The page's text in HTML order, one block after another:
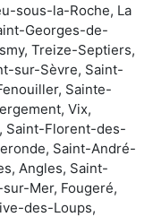
sous-la-Roche, La
Georges-de-
Treize-Septiers,
sur-Sèvre, Saint-
Sainte-
Vix,
Saint-Florent-des-
Saint-André-
Angles, Saint-
Mer, Fougeré,
des-Loups,